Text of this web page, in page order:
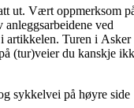
ut. Vært oppmerksom
ved
artikkelen. Turen i Asker
(tur)veier du kanskje
sykkelvei på høyre side